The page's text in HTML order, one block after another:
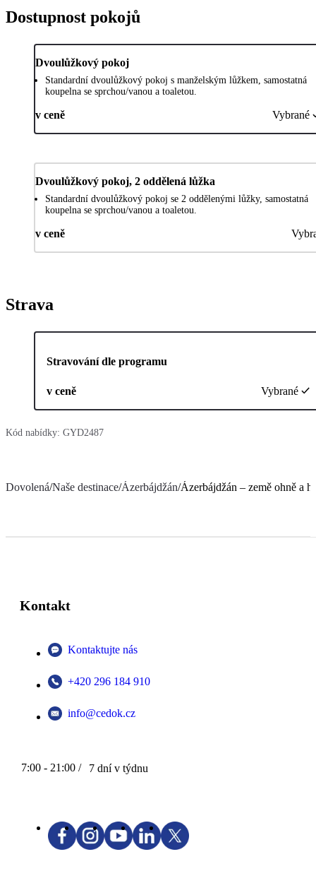
Dostupnost pokojů
Dvoulůžkový pokoj
Standardní dvoulůžkový pokoj s manželským lůžkem, samostatná
koupelna se sprchou/vanou a toaletou.
v ceně Vybrané
Dvoulůžkový pokoj, 2 oddělená lůžka
Standardní dvoulůžkový pokoj se 2 oddělenými lůžky, samostatná
koupelna se sprchou/vanou a toaletou.
v ceně
Strava
Stravování dle programu
v ceně Vybrané
Kód nabídky: GYD2487
Dovolená/Naše destinace/Ázerbájdžán/Ázerbájdžán – země ohně a
Kontakt
Kontaktujte nás
+420 296 184 910
info@cedok.cz
7:00 - 21:00 / 7 dní v týdnu